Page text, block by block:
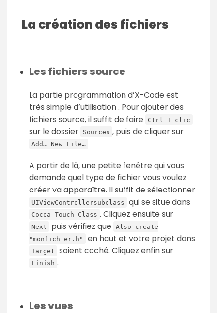
La création des fichiers
Les fichiers source
La partie programmation d’X-Code est
très simple d’utilisation . Pour ajouter des
fichiers source, il suffit de faire
Ctrl + clic
sur le dossier Sources , puis de cliquer sur
Add… New File…
A partir de là, une petite fenêtre qui vous
demande quel type de fichier vous voulez
créer va apparaître. Il suffit de sélectionner
UIViewControllersubclass qui se situe dans
Cocoa Touch Class . Cliquez ensuite sur
Next puis vérifiez que
Also create
"monfichier.h"
en haut et votre projet dans
Target soient coché. Cliquez enfin sur
Finish .
Les vues